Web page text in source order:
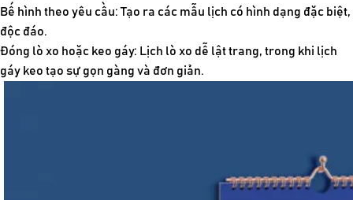
Bế hình theo yêu cầu: Tạo ra các mẫu lịch có hình dạng đặc biệt,
độc đáo.
Đóng lò xo hoặc keo gáy: Lịch lò xo dễ lật trang, trong khi lịch
gáy keo tạo sự gọn gàng và đơn giản.